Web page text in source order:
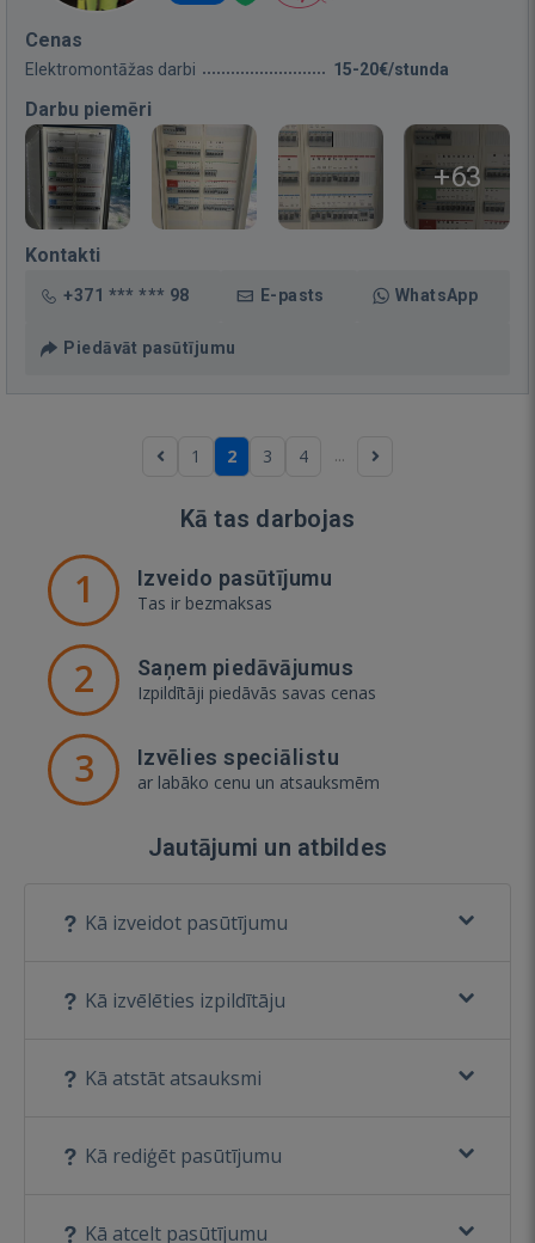
Cenas
Elektromontāžas darbi 15-20€/stunda
Darbu piemēri
+63
Kontakti
+371 *** *** 98 E-pasts WhatsApp
Piedāvāt pasūtījumu
1 2 3 4 ...
Kā tas darbojas
1 Izveido pasūtījumu
Tas ir bezmaksas
2 Saņem piedāvājumus
Izpildītāji piedāvās savas cenas
3 Izvēlies speciālistu
ar labāko cenu un atsauksmēm
Jautājumi un atbildes
Kā izveidot pasūtījumu
Kā izvēlēties izpildītāju
Kā atstāt atsauksmi
Kā rediģēt pasūtījumu
Kā atcelt pasūtījumu